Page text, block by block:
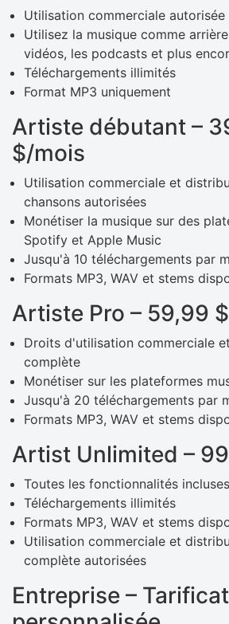
Utilisation commerciale autorisée
Utilisez la musique comme
vidéos, les podcasts et plus
Téléchargements illimités
Format MP3 uniquement
Artiste débutant –
$/mois
Utilisation commerciale et
chansons autorisées
Monétiser la musique sur des
Spotify et Apple Music
Jusqu'à 10 téléchargements par
Formats MP3, WAV et stems
Artiste Pro – 59,99
Droits d'utilisation commerciale
complète
Monétiser sur les plateformes
Jusqu'à 20 téléchargements par
Formats MP3, WAV et stems
Artist Unlimited –
Toutes les fonctionnalités incluses
Téléchargements illimités
Formats MP3, WAV et stems
Utilisation commerciale et
complète autorisées
Entreprise –